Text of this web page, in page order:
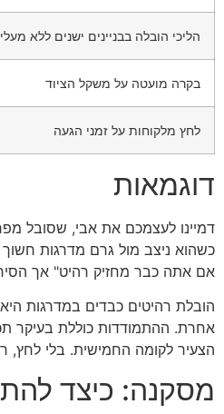
הליכי הובלה בבניינים ישנים ללא
בקרה מועטה על משקל הציוד
לחץ מלקוחות על זמני הגעה
דוגמאות
דמיינו לעצמכם את אבי, שסובל
כשהוא ניצב מול גרם מדרגות
אם אתה כבר מחזיק רהיט" אך
הובלת רהיטים כבדים במדרגות
אחרת. ההתמודדות כוללת בעיקר
הצעיר לקומה החמישית. בלי לחץ, רק
מסקנה: כיצד